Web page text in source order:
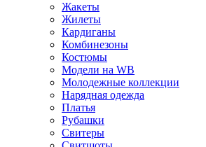
Жакеты
Жилеты
Кардиганы
Комбинезоны
Костюмы
Модели на WB
Молодежные коллекции
Нарядная одежда
Платья
Рубашки
Свитеры